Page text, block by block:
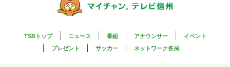
TSBトップ ニュース 番組 アナウンサー
イベント
プレゼント
サッカー ネットワーク各局